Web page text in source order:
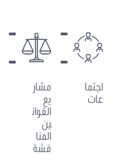
-
-
اجتما
عات
-
-
مشار
يع
القوان
ين
المنا
قشة